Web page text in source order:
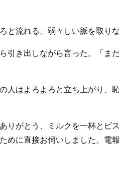
流れる、弱々しい脈を取りな
引き出しながら言った。「ま
人はよろよろと立ち上がり、
りがとう、ミルクを一杯とビ
めに直接お伺いしました。電